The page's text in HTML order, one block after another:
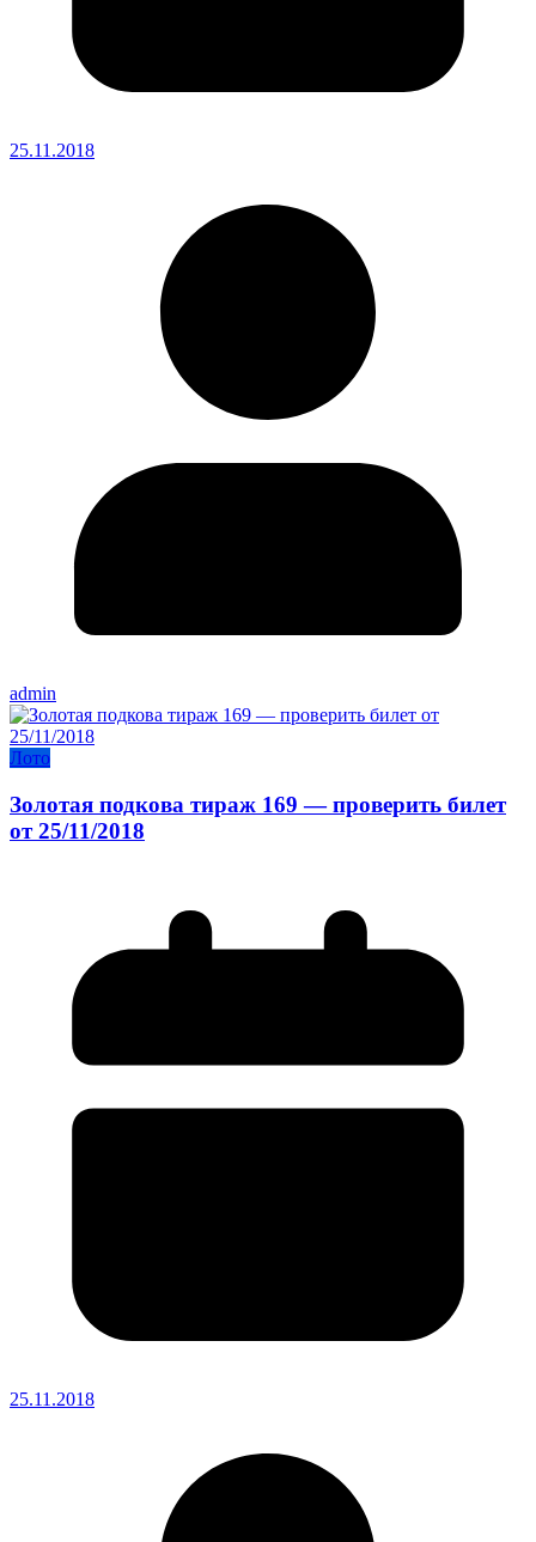
25.11.2018
admin
Лото
Золотая подкова тираж 169 — проверить билет
от 25/11/2018
25.11.2018